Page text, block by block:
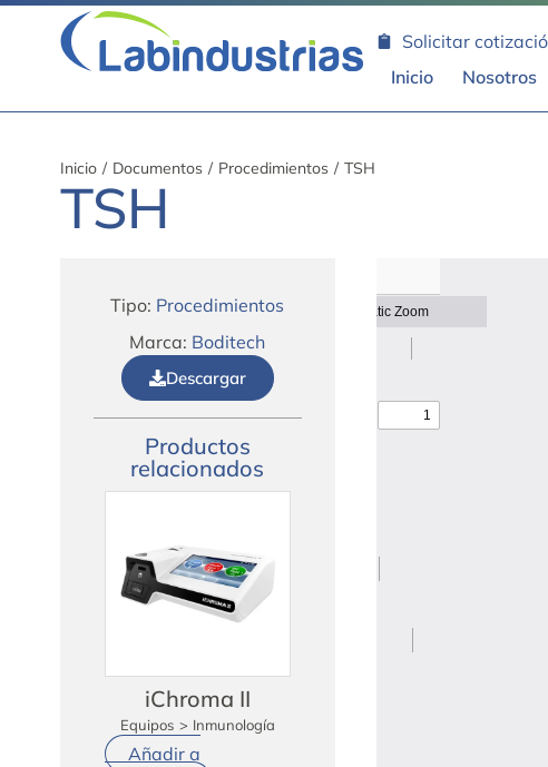
Solicitar
Inicio
Nosotros
Inicio / Documentos / Procedimientos / TSH
TSH
Tipo: Procedimientos
Marca: Boditech
Descargar
Productos
relacionados
iChroma II
Equipos > Inmunología
Añadir a